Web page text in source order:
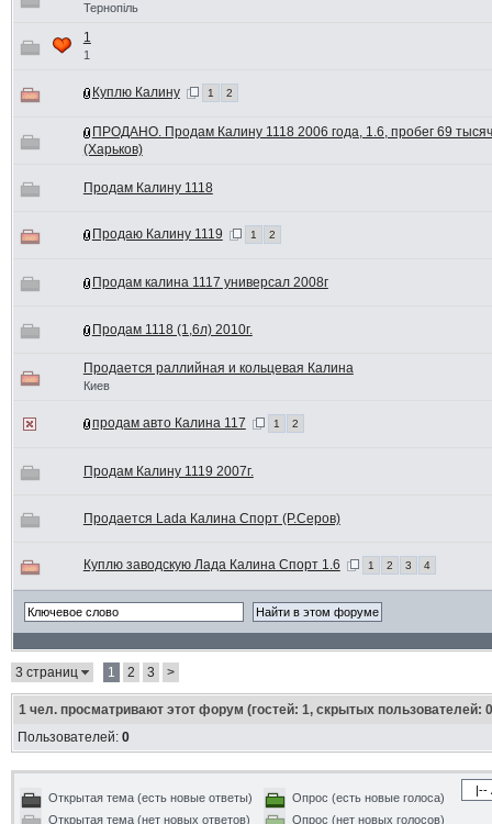
Тернопіль
1
1
Куплю Калину 1 2
ПРОДАНО. Продам Калину 1118 2006 года, 1.6, пробег 69 тысяч
(Харьков)
Продам Калину 1118
Продаю Калину 1119 1 2
Продам калина 1117 универсал 2008г
Продам 1118 (1,6л) 2010г.
Продается раллийная и кольцевая Калина
Киев
продам авто Калина 117 1 2
Продам Калину 1119 2007г.
Продается Ladа Калина Спорт (Р.Серов)
Куплю заводскую Лада Калина Спорт 1.6 1 2 3 4
3 страниц 1 2 3 >
1чел. просматривают этот форум (гостей: 1, скрытых пользователей:
Пользователей: 0
Открытая тема (есть новые ответы)
Открытая тема (нет новых ответов)
Опрос (есть новые голоса)
Опрос (нет новых голосов)